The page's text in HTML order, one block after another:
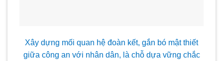
Xây dựng mối quan hệ đoàn kết, gắn bó mật thiết
giữa công an với nhân dân, là chỗ dựa vững chắc